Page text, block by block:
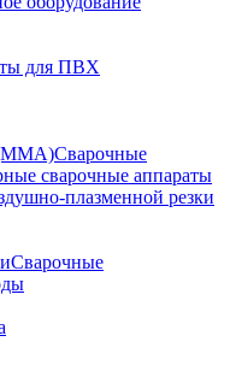
для ПВХ
(ММА)Сварочные
сварочные аппараты
плазменной резки
Сварочные